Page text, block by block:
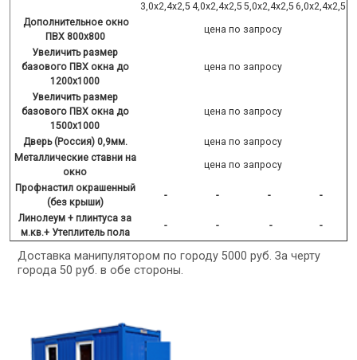
3,0х2,4х2,5 4,0х2,4х2,5 5,0х2,4х2,5 6,0х2,4х2,5
Дополнительное окно
ПВХ 800х800
цена по запросу
Увеличить размер
базового ПВХ окна до
1200х1000
цена по запросу
Увеличить размер
базового ПВХ окна до
1500х1000
цена по запросу
Дверь (Россия) 0,9мм.
цена по запросу
Металлические ставни на
окно
цена по запросу
Профнастил окрашенный
(без крыши)
- - - -
Линолеум + плинтуса за
м.кв.+ Утеплитель пола
- - - -
Доставка манипулятором по городу 5000 руб. За черту
города 50 руб. в обе стороны.